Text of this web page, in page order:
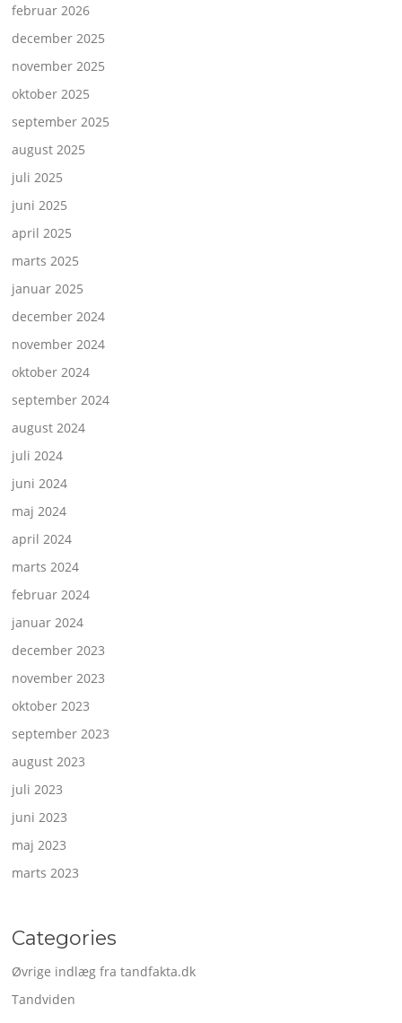
februar 2026
december 2025
november 2025
oktober 2025
september 2025
august 2025
juli 2025
juni 2025
april 2025
marts 2025
januar 2025
december 2024
november 2024
oktober 2024
september 2024
august 2024
juli 2024
juni 2024
maj 2024
april 2024
marts 2024
februar 2024
januar 2024
december 2023
november 2023
oktober 2023
september 2023
august 2023
juli 2023
juni 2023
maj 2023
marts 2023
Categories
Øvrige indlæg fra tandfakta.dk
Tandviden